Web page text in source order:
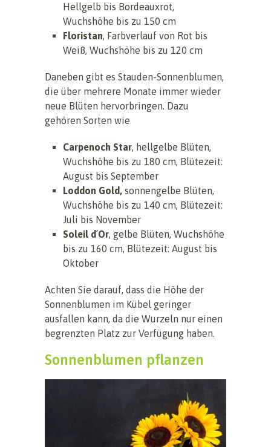
Hellgelb bis Bordeauxrot,
Wuchshöhe bis zu 150 cm
Floristan, Farbverlauf von Rot bis
Weiß, Wuchshöhe bis zu 120 cm
Daneben gibt es Stauden-Sonnenblumen,
die über mehrere Monate immer wieder
neue Blüten hervorbringen. Dazu
gehören Sorten wie
Carpenoch Star, hellgelbe Blüten,
Wuchshöhe bis zu 180 cm, Blütezeit:
August bis September
Loddon Gold, sonnengelbe Blüten,
Wuchshöhe bis zu 140 cm, Blütezeit:
Juli bis November
Soleil d´Or, gelbe Blüten, Wuchshöhe
bis zu 160 cm, Blütezeit: August bis
Oktober
Achten Sie darauf, dass die Höhe der
Sonnenblumen im Kübel geringer
ausfallen kann, da die Wurzeln nur einen
begrenzten Platz zur Verfügung haben.
Sonnenblumen pflanzen